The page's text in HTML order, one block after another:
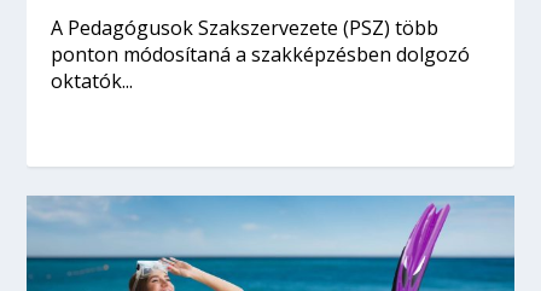
A Pedagógusok Szakszervezete (PSZ) több
ponton módosítaná a szakképzésben dolgozó
oktatók...